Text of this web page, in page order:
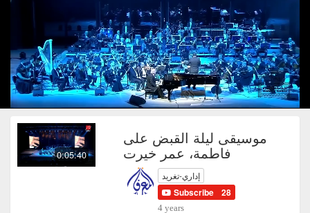
0:05:40
موسيقى ليلة القبض على
فاطمة، عمر خيرت
إداري-تغريد
Subscribe 28
4 years